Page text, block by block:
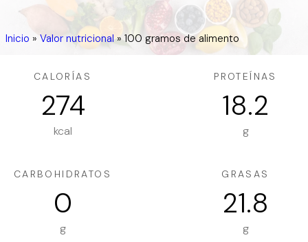
Inicio » Valor nutricional»100 gramos de alimento
CALORÍAS
274
kcal
PROTEÍNAS
18.2
g
CARBOHIDRATOS
0
g
GRASAS
21.8
g